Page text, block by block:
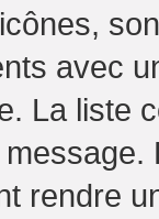
avec
La liste
rendre